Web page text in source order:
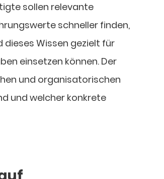
sollen relevante
schneller finden,
Wissen gezielt für
einsetzen können. Der
und organisatorischen
und welcher konkrete